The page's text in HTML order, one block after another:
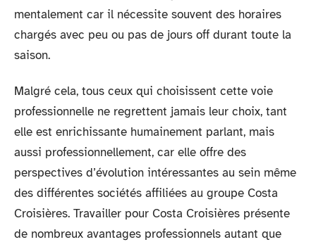
mentalement car il nécessite souvent des horaires
chargés avec peu ou pas de jours off durant toute la
saison.
Malgré cela, tous ceux qui choisissent cette voie
professionnelle ne regrettent jamais leur choix, tant
elle est enrichissante humainement parlant, mais
aussi professionnellement, car elle offre des
perspectives d’évolution intéressantes au sein même
des différentes sociétés affiliées au groupe Costa
Croisières. Travailler pour Costa Croisières présente
de nombreux avantages professionnels autant que